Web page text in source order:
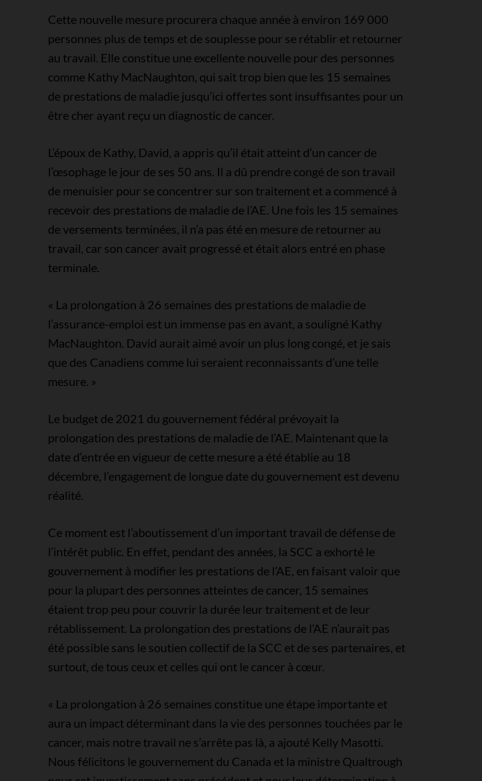
Cette nouvelle mesure procurera chaque année à environ 169 000
personnes plus de temps et de souplesse pour se rétablir et retourner
au travail. Elle constitue une excellente nouvelle pour des personnes
comme Kathy MacNaughton, qui sait trop bien que les 15 semaines
de prestations de maladie jusqu’ici offertes sont insuffisantes pour un
être cher ayant reçu un diagnostic de cancer.
L’époux de Kathy, David, a appris qu’il était atteint d’un cancer de
l’œsophage le jour de ses 50 ans. Il a dû prendre congé de son travail
de menuisier pour se concentrer sur son traitement et a commencé à
recevoir des prestations de maladie de l’AE. Une fois les 15 semaines
de versements terminées, il n’a pas été en mesure de retourner au
travail, car son cancer avait progressé et était alors entré en phase
terminale.
« La prolongation à 26 semaines des prestations de maladie de
l’assurance-emploi est un immense pas en avant, a souligné Kathy
MacNaughton. David aurait aimé avoir un plus long congé, et je sais
que des Canadiens comme lui seraient reconnaissants d’une telle
mesure. »
Le budget de 2021 du gouvernement fédéral prévoyait la
prolongation des prestations de maladie de l’AE. Maintenant que la
date d’entrée en vigueur de cette mesure a été établie au 18
décembre, l’engagement de longue date du gouvernement est devenu
réalité.
Ce moment est l’aboutissement d’un important travail de défense de
l’intérêt public. En effet, pendant des années, la SCC a exhorté le
gouvernement à modifier les prestations de l’AE, en faisant valoir que
pour la plupart des personnes atteintes de cancer, 15 semaines
étaient trop peu pour couvrir la durée leur traitement et de leur
rétablissement. La prolongation des prestations de l’AE n’aurait pas
été possible sans le soutien collectif de la SCC et de ses partenaires, et
surtout, de tous ceux et celles qui ont le cancer à cœur.
« La prolongation à 26 semaines constitue une étape importante et
aura un impact déterminant dans la vie des personnes touchées par le
cancer, mais notre travail ne s’arrête pas là, a ajouté Kelly Masotti.
Nous félicitons le gouvernement du Canada et la ministre Qualtrough